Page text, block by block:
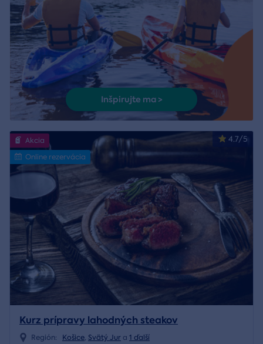
Inšpirujte ma >
4.7/5
Akcia
Online rezervácia
Kurz prípravy lahodných steakov
Región: Košice, Svätý Jur a 1 ďalší